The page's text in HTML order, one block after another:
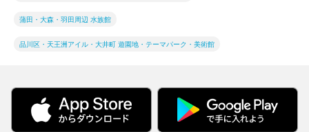
蒲田・大森・羽田周辺 水族館
品川区・天王洲アイル・大井町 遊園地・テーマパーク・美術館